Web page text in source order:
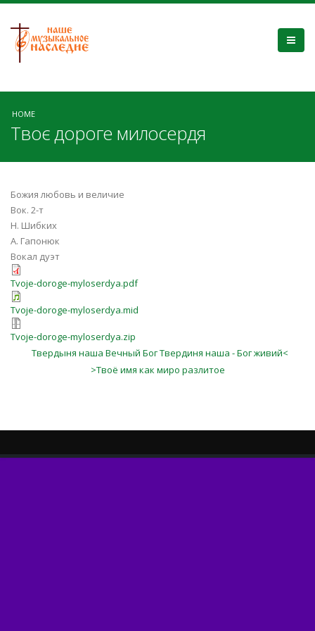
HOME
Твоє дороге милосердя
Божия любовь и величие
Вок. 2-т
Н. Шибких
А. Гапонюк
Вокал дуэт
Tvoje-doroge-myloserdya.pdf
Tvoje-doroge-myloserdya.mid
Tvoje-doroge-myloserdya.zip
Твердыня наша Вечный Бог Твердиня наша - Бог живий<
>Твоё имя как миро разлитое